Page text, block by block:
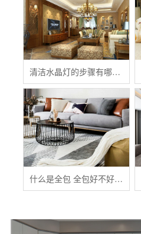
清洁水晶灯的步骤有哪些？
什么是全包 全包好不好 全包装修注意事项有哪些